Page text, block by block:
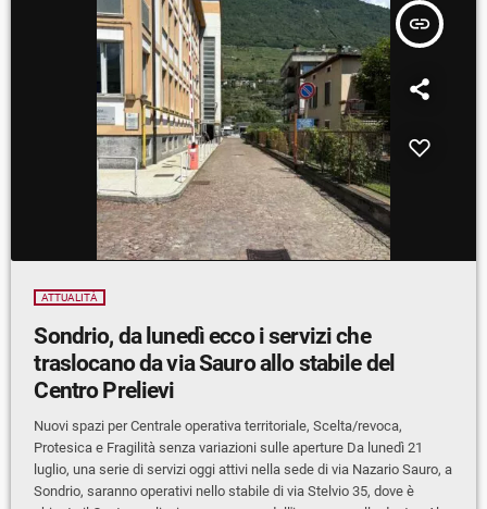
insert_link
ATTUALITÀ
Sondrio, da lunedì ecco i servizi che
traslocano da via Sauro allo stabile del
Centro Prelievi
Nuovi spazi per Centrale operativa territoriale, Scelta/revoca,
Protesica e Fragilità senza variazioni sulle aperture Da lunedì 21
luglio, una serie di servizi oggi attivi nella sede di via Nazario Sauro, a
Sondrio, saranno operativi nello stabile di via Stelvio 35, dove è